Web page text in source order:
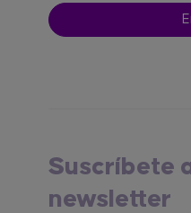
Suscríbete
newsletter